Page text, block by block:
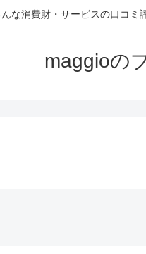
な消費財・サービスの口コミ
maggioの